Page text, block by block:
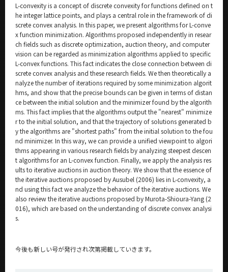
L-convexity is a concept of discrete convexity for functions defined on t
he integer lattice points, and plays a central role in the framework of di
screte convex analysis. In this paper, we present algorithms for L-conve
x function minimization. Algorithms proposed independently in resear
ch fields such as discrete optimization, auction theory, and computer
vision can be regarded as minimization algorithms applied to specific
L-convex functions. This fact indicates the close connection between di
screte convex analysis and these research fields. We then theoretically a
nalyze the number of iterations required by some minimization algorit
hms, and show that the precise bounds can be given in terms of distan
ce between the initial solution and the minimizer found by the algorith
ms. This fact implies that the algorithms output the "nearest" minimize
r to the initial solution, and that the trajectory of solutions generated b
y the algorithms are "shortest paths" from the initial solution to the fou
nd minimizer. In this way, we can provide a unified viewpoint to algori
thms appearing in various research fields by analyzing steepest descen
t algorithms for an L-convex function. Finally, we apply the analysis res
ults to iterative auctions in auction theory. We show that the essence of
the iterative auctions proposed by Ausubel (2006) lies in L-convexity, a
nd using this fact we analyze the behavior of the iterative auctions. We
also review the iterative auctions proposed by Murota-Shioura-Yang (2
016), which are based on the understanding of discrete convex analysi
s.
今後も新しい号が発行され次第掲載していきます。